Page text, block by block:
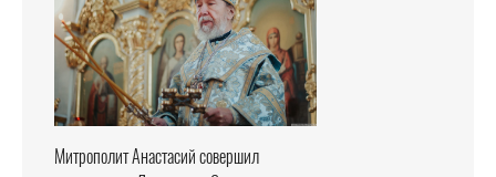
Митрополит Анастасий совершил